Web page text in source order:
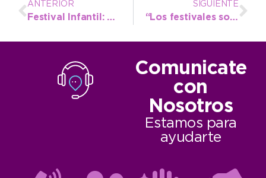
ANTERIOR
Festival Infantil: Postales de una segunda jornada llena de magia y circo
SIGUIENTE
“Los festivales son parte del movimiento cultural de un pueblo y no hay que dejarlos morir”
Comunicate
con
Nosotros
Estamos para
ayudarte